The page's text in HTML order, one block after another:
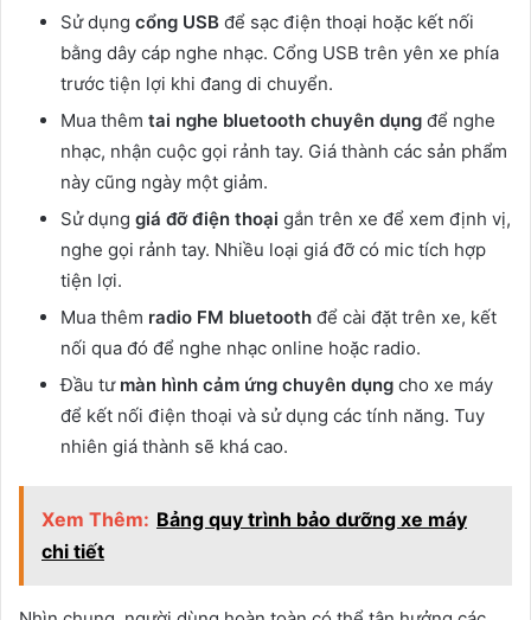
Sử dụng cổng USB để sạc điện thoại hoặc kết nối
bằng dây cáp nghe nhạc. Cổng USB trên yên xe phía
trước tiện lợi khi đang di chuyển.
Mua thêm tai nghe bluetooth chuyên dụng để nghe
nhạc, nhận cuộc gọi rảnh tay. Giá thành các sản phẩm
này cũng ngày một giảm.
Sử dụng giá đỡ điện thoại gắn trên xe để xem định vị,
nghe gọi rảnh tay. Nhiều loại giá đỡ có mic tích hợp
tiện lợi.
Mua thêm radio FM bluetooth để cài đặt trên xe, kết
nối qua đó để nghe nhạc online hoặc radio.
Đầu tư màn hình cảm ứng chuyên dụng cho xe máy
để kết nối điện thoại và sử dụng các tính năng. Tuy
nhiên giá thành sẽ khá cao.
Xem Thêm: Bảng quy trình bảo dưỡng xe máy
chi tiết